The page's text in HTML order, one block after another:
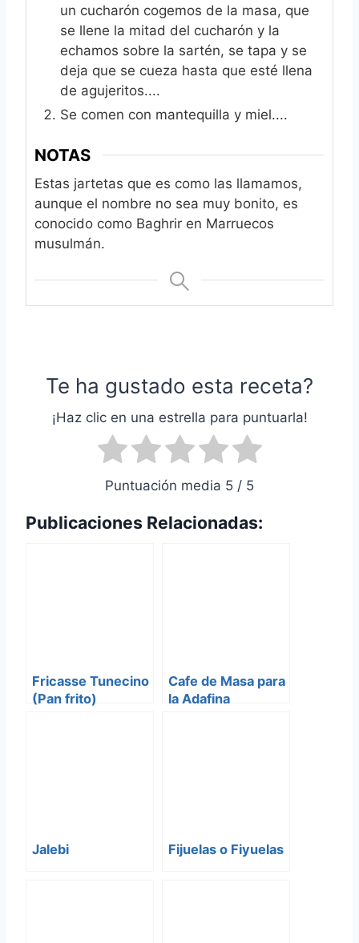
un cucharón cogemos de la masa, que
se llene la mitad del cucharón y la
echamos sobre la sartén, se tapa y se
deja que se cueza hasta que esté llena
de agujeritos....
Se comen con mantequilla y miel....
NOTAS
Estas jartetas que es como las llamamos,
aunque el nombre no sea muy bonito, es
conocido como Baghrir en Marruecos
musulmán.
Te ha gustado esta receta?
¡Haz clic en una estrella para puntuarla!
Puntuación media 5 / 5
Publicaciones Relacionadas:
Fricasse Tunecino
(Pan frito)
Cafe de Masa para
la Adafina
Jalebi Fijuelas o Fiyuelas